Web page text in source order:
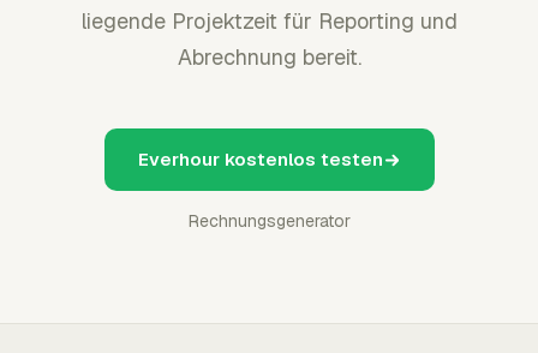
liegende Projektzeit für Reporting und
Abrechnung bereit.
Everhour kostenlos testen
Rechnungsgenerator